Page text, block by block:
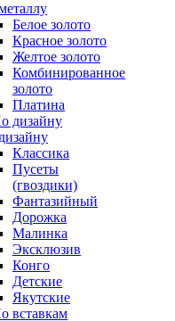
Белое золото
Красное золото
Желтое золото
Комбинированное
золото
Платина
Классика
Пусеты
(гвоздики)
Фантазийный
Дорожка
Малинка
Эксклюзив
Конго
Детские
Якутские